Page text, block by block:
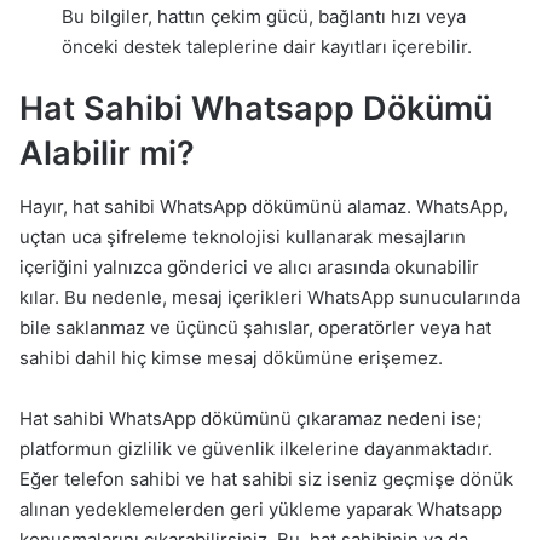
Bu bilgiler, hattın çekim gücü, bağlantı hızı veya
önceki destek taleplerine dair kayıtları içerebilir.
Hat Sahibi Whatsapp Dökümü
Alabilir mi?
Hayır, hat sahibi WhatsApp dökümünü alamaz. WhatsApp,
uçtan uca şifreleme teknolojisi kullanarak mesajların
içeriğini yalnızca gönderici ve alıcı arasında okunabilir
kılar. Bu nedenle, mesaj içerikleri WhatsApp sunucularında
bile saklanmaz ve üçüncü şahıslar, operatörler veya hat
sahibi dahil hiç kimse mesaj dökümüne erişemez.
Hat sahibi WhatsApp dökümünü çıkaramaz nedeni ise;
platformun gizlilik ve güvenlik ilkelerine dayanmaktadır.
Eğer telefon sahibi ve hat sahibi siz iseniz geçmişe dönük
alınan yedeklemelerden geri yükleme yaparak Whatsapp